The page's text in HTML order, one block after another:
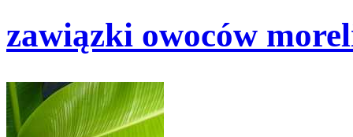
zawiązki owoców